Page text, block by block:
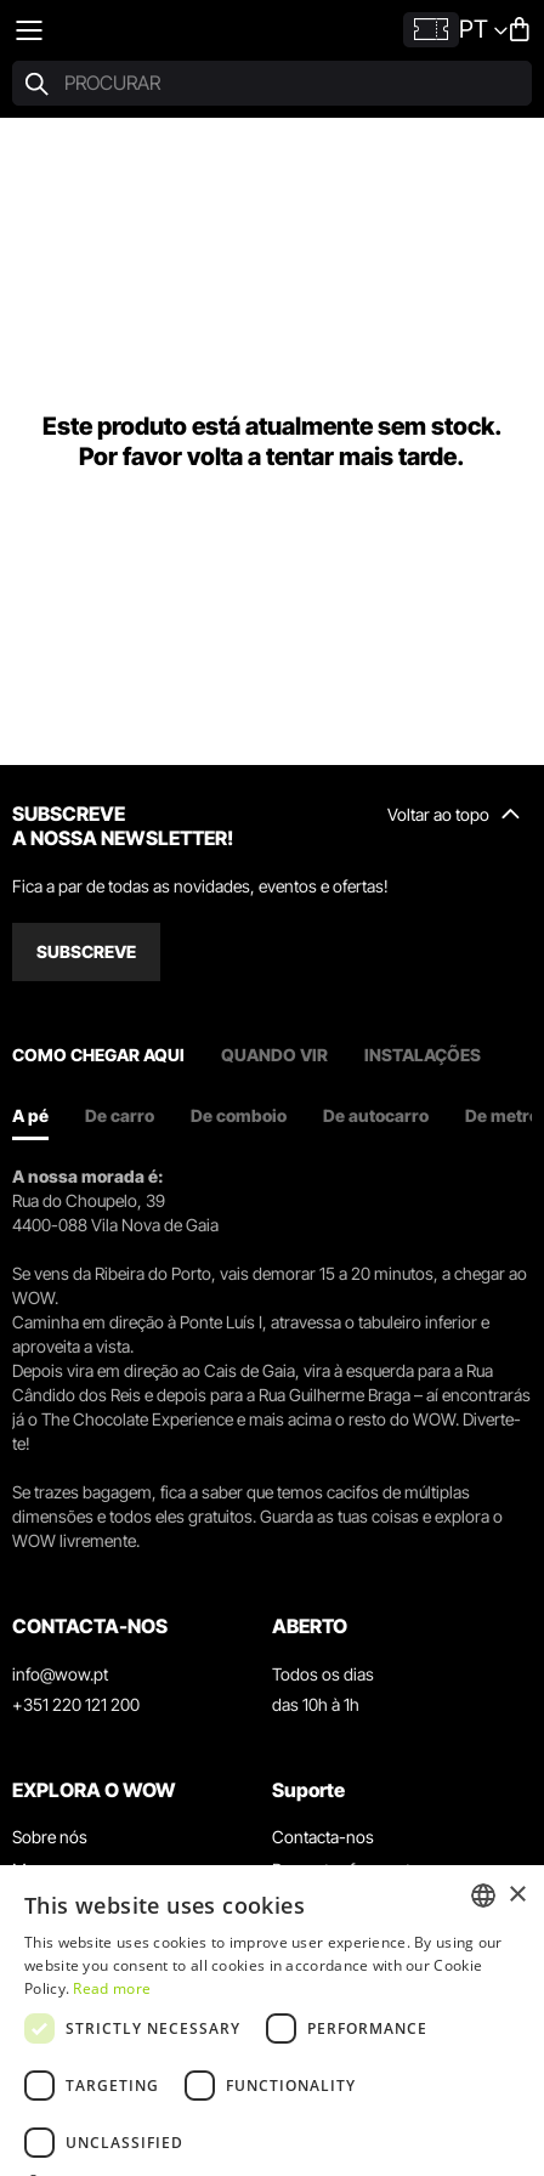
PT
Este produto está atualmente sem stock.
Por favor volta a tentar mais tarde.
Voltar ao topo
SUBSCREVE
A NOSSA NEWSLETTER!
Fica a par de todas as novidades, eventos e ofertas!
SUBSCREVE
COMO CHEGAR AQUI QUANDO VIR INSTALAÇÕES
A pé De carro De comboio De autocarro De metro
A nossa morada é:
Rua do Choupelo, 39
4400-088 Vila Nova de Gaia
Se vens da Ribeira do Porto, vais demorar 15 a 20 minutos, a chegar ao
WOW.
Caminha em direção à Ponte Luís I, atravessa o tabuleiro inferior e
aproveita a vista.
Depois vira em direção ao Cais de Gaia, vira à esquerda para a Rua
Cândido dos Reis e depois para a Rua Guilherme Braga – aí encontrarás
já o The Chocolate Experience e mais acima o resto do WOW. Diverte-
te!
Se trazes bagagem, fica a saber que temos cacifos de múltiplas
dimensões e todos eles gratuitos. Guarda as tuas coisas e explora o
WOW livremente.
CONTACTA-NOS
info@wow.pt
+351 220 121 200
ABERTO
Todos os dias
das 10h à 1h
EXPLORA O WOW
Sobre nós
Museus
Agenda
Notícias
Restaurantes
Cartão WOW
Grupos e Eventos
Serviço Educativo
Suporte
Contacta-nos
Perguntas frequentes
Termos e Condições
Política de privacidade e cookies
Trabalha connosco
Livro de reclamações
ENGLISH
×
This website uses cookies
This website uses cookies to improve user experience. By using our
website you consent to all cookies in accordance with our Cookie
Policy. Read more
STRICTLY NECESSARY
PERFORMANCE
TARGETING FUNCTIONALITY
UNCLASSIFIED